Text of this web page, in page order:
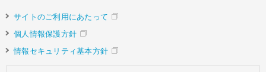
サイトのご利用にあたって
個人情報保護方針
情報セキュリティ基本方針